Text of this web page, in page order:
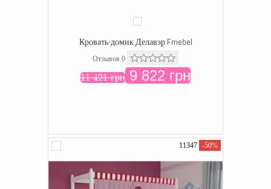
Кровать-домик Делавэр Fmebel
Отзывов 0
11 421 грн 9 822 грн
11347 -50%